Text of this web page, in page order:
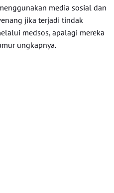
media sosial dan
jika terjadi tindak
medsos, apalagi mereka
ungkapnya.